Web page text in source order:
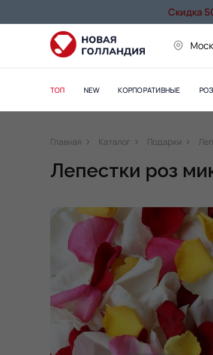
Скидка
ТОП NEW КОРПОРАТИВНЫЕ
Главная Каталог Подарки
Лепестки роз